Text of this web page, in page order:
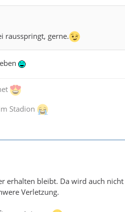
rausspringt, gerne.
Stadion
erhalten bleibt. Da wird auch nicht
Verletzung.